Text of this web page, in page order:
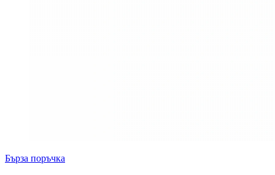
Бърза поръчка